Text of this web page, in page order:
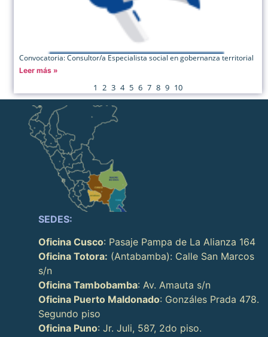
Convocatoria: Consultor/a Especialista social en gobernanza territorial
Leer más »
1 2 3 4 5 6 7 8 9 10
SEDES:
Oficina Cusco: Pasaje Pampa de La Alianza 164
Oficina Totora: (Antabamba): Calle San Marcos
s/n
Oficina Tambobamba: Av. Amauta s/n
Oficina Puerto Maldonado: Gonzáles Prada 478.
Segundo piso
Oficina Puno: Jr. Juli, 587, 2do piso.